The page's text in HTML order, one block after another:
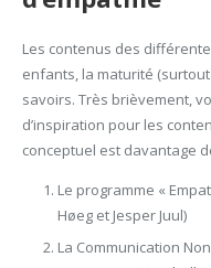
Les contenus des
enfants, la maturité
savoirs. Très brièvement,
d’inspiration pour les
conceptuel est davantage
Le programme «
Høeg et Jesper Juul)
La Communication